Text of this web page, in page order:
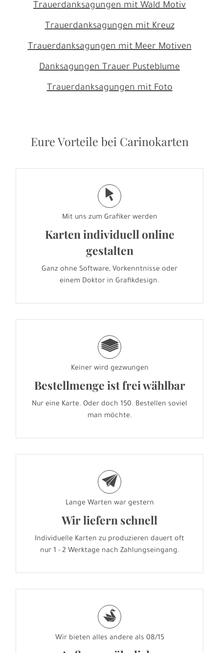
Trauerdanksagungen mit Wald Motiv
Trauerdanksagungen mit Kreuz
Trauerdanksagungen mit Meer Motiven
Danksagungen Trauer Pusteblume
Trauerdanksagungen mit Foto
Eure Vorteile bei Carinokarten
j
Mit uns zum Grafiker werden
Karten individuell online
gestalten
Ganz ohne Software, Vorkenntnisse oder
einem Doktor in Grafikdesign.
g
Keiner wird gezwungen
Bestellmenge ist frei wählbar
Nur eine Karte. Oder doch 150. Bestellen soviel
man möchte.
e
Lange Warten war gestern
Wir liefern schnell
Individuelle Karten zu produzieren dauert oft
nur 1 - 2 Werktage nach Zahlungseingang.
s
Wir bieten alles andere als 08/15